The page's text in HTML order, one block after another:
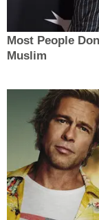
Most People
Muslim